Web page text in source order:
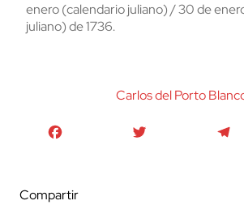
enero (calendario juliano) / 30 de
juliano) de 1736.
Carlos del Porto
Compartir